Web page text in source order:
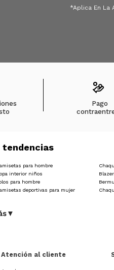
*Aplica En La
Pago
tendencias
para hombre
interior niños
para hombre
deportivas para mujer
▼
Atención al cliente